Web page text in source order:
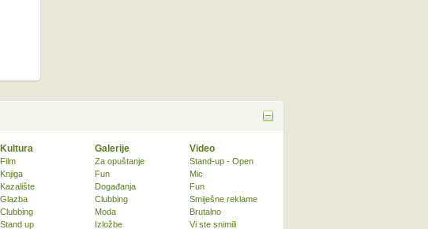
Kultura
Film
Knjiga
Kazalište
Glazba
Clubbing
Stand up
Galerije
Za opuštanje
Fun
Događanja
Clubbing
Moda
Izložbe
Video
Stand-up - Open
Mic
Fun
Smiješne reklame
Brutalno
Vi ste snimili